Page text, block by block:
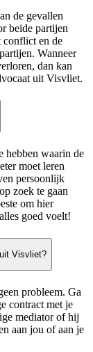
de gevallen
beide partijen
conflict en de
Wanneer
dan kan
uit Visvliet.
hebben waarin de
moet leren
persoonlijk
zoek te gaan
om hier
goed voelt!
Visvliet?
probleem. Ga
contract met je
mediator of hij
aan jou of aan je